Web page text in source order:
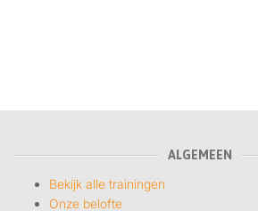
ALGEMEEN
Bekijk alle trainingen
Onze belofte